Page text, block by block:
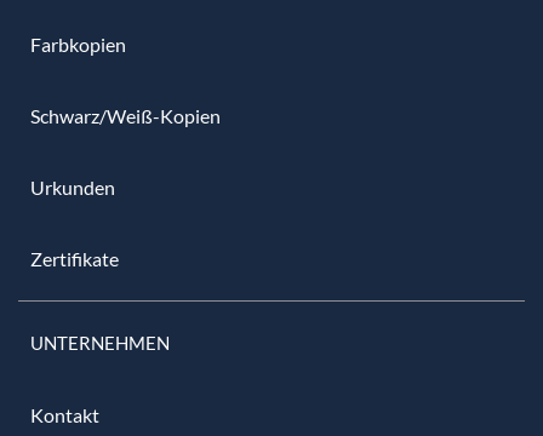
Farbkopien
Schwarz/Weiß-Kopien
Urkunden
Zertifikate
UNTERNEHMEN
Kontakt